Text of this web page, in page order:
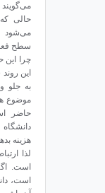
حالی
سطح
چرا این
این
به جلو
موضوع
حاضر
هزینه‌
لذا
است.
است،